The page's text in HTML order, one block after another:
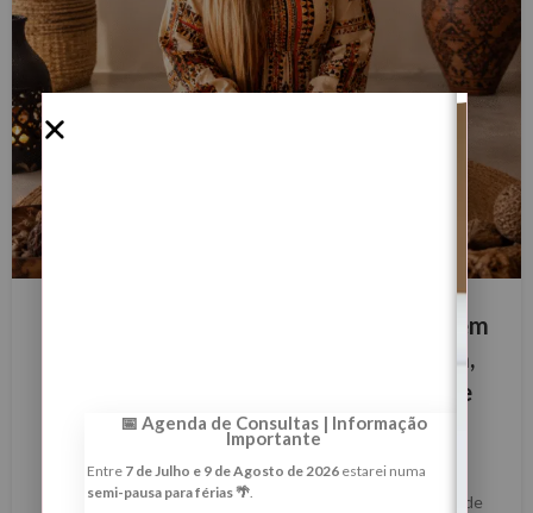
Lua Crescente de 21 de Maio de 2026 em
Leão — Ritual de Expansão Energética,
Abertura de Caminhos e Prosperidade
Consciente em Cabo Verde
Margarida Fernandes
Lua Crescente de 21 de Maio de 2026 em Leão — Ritual de
📅 Agenda de Consultas | Informação
Importante
Entre 7 de Julho e 9 de Agosto de 2026estarei numa
semi-pausa para férias 🌴.